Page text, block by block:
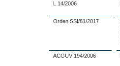
L 14/2006
Orden SSI/81/2017
ACGUV 194/2006